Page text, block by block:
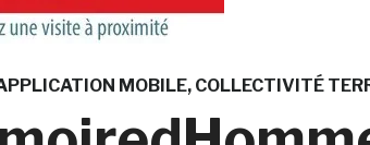
MOBILE COLLECTIVITÉ